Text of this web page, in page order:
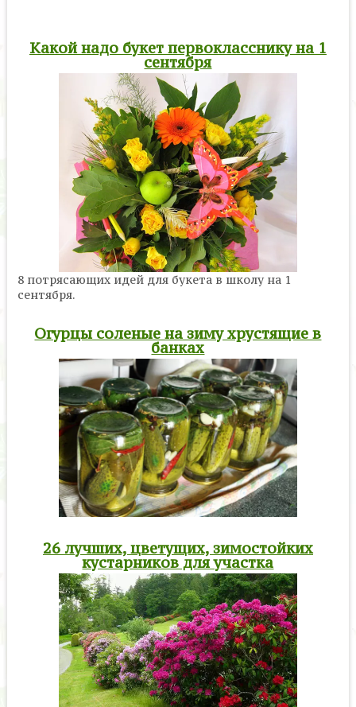
Какой надо букет первокласснику на 1
сентября
8 потрясающих идей для букета в школу на 1
сентября.
Огурцы соленые на зиму хрустящие в
банках
26 лучших, цветущих, зимостойких
кустарников для участка